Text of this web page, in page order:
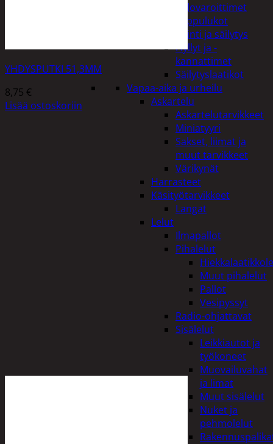
Palovaroittimet
Riippulukot
Varastointi ja säilytys
Hyllyt ja -
kannattimet
Säilytyslaatikot
Vapaa-aika ja urheilu
Askartelu
Askartelutarvikkeet
Miniatyyri
Sakset, liimat ja
muut tarvikkeet
Värikynät
Harrasteet
Käsityötarvikkeet
Langat
Lelut
Ilmapallot
Pihalelut
Muut pihalelut
Pallot
Vesipyssyt
Radio-ohjattavat
Sisälelut
Leikkiautot ja
työkoneet
Muovailuvahat
ja limat
Muut sisälelut
Nuket ja
pehmolelut
YHDYSPUTKI 51,3MM
8,75 €
Lisää ostoskoriin